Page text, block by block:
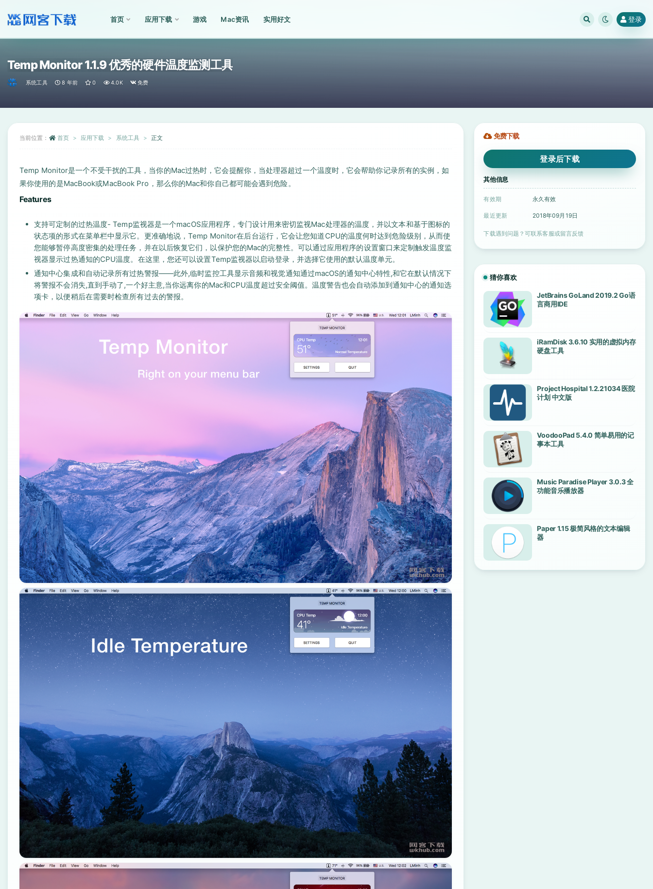
首页 应用下载 游戏 Mac资讯 实用好文 登录
Temp Monitor 1.1.9 优秀的硬件温度监测工具
系统工具 8 年前 0 4.0K 免费
当前位置： 首页 应用下载 系统工具 正文
Temp Monitor是一个不受干扰的工具，当你的Mac过热时，它会提醒你，当处理器超过一个温度时，它会帮助你记录所有的实例，如
果你使用的是MacBook或MacBook Pro，那么你的Mac和你自己都可能会遇到危险。
Features
支持可定制的过热温度- Temp监视器是一个macOS应用程序，专门设计用来密切监视Mac处理器的温度，并以文本和基于图标的
状态项的形式在菜单栏中显示它。更准确地说，Temp Monitor在后台运行，它会让您知道CPU的温度何时达到危险级别，从而使
您能够暂停高度密集的处理任务，并在以后恢复它们，以保护您的Mac的完整性。可以通过应用程序的设置窗口来定制触发温度监
视器显示过热通知的CPU温度。在这里，您还可以设置Temp监视器以启动登录，并选择它使用的默认温度单元。
通知中心集成和自动记录所有过热警报——此外,临时监控工具显示音频和视觉通知通过macOS的通知中心特性,和它在默认情况下
将警报不会消失,直到手动了,一个好主意,当你远离你的Mac和CPU温度超过安全阈值。温度警告也会自动添加到通知中心的通知选
项卡，以便稍后在需要时检查所有过去的警报。
免费下载
登录后下载
其他信息
有效期 永久有效
最近更新 2018年09月19日
下载遇到问题？可联系客服或留言反馈
猜你喜欢
JetBrains GoLand 2019.2 Go语
言商用IDE
iRamDisk 3.6.10 实用的虚拟内存
硬盘工具
Project Hospital 1.2.21034 医院
计划 中文版
VoodooPad 5.4.0 简单易用的记
事本工具
Music Paradise Player 3.0.3 全
功能音乐播放器
Paper 1.15 极简风格的文本编辑
器